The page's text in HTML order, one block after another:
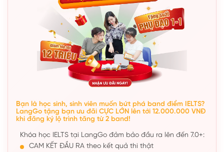
Bạn là học sinh, sinh viên muốn bứt phá band điểm IELTS?
LangGo tặng bạn ưu đãi CỰC LỚN lên tới 12.000.000 VNĐ
khi đăng ký lộ trình tăng từ 2 band!
Khóa học IELTS tại LangGo đảm bảo đầu ra lên đến 7.0+:
CAM KẾT ĐẦU RA theo kết quả thi thật